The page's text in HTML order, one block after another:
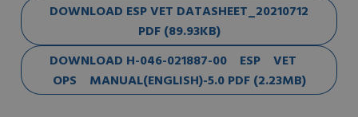
DOWNLOAD ESP VET DATASHEET_20210712
PDF (89.93KB)
DOWNLOAD H-046-021887-00 ESP VET
OPS MANUAL(ENGLISH)-5.0 PDF (2.23MB)